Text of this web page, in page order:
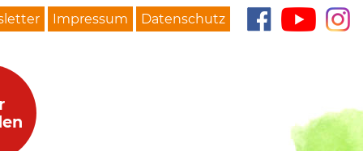
Impressum Datenschutz